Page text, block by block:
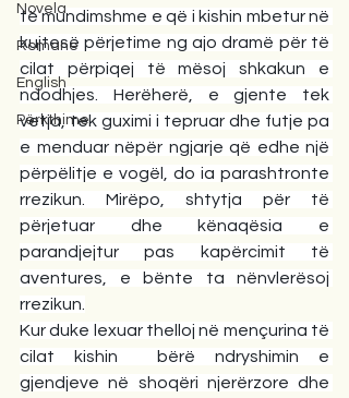
Novela
Romane
English
Përkthime
të mundimshme e që i kishin mbetur në
kujtesë përjetime ng ajo dramë për të
cilat përpiqej të mësoj shkakun e
ndodhjes. Herëherë, e gjente tek
vetja, tek guximi i tepruar dhe futje pa
e menduar nëpër ngjarje që edhe një
përpëlitje e vogël, do ia parashtronte
rrezikun. Mirëpo, shtytja për të
përjetuar dhe kënaqësia e
parandjejtur pas kapërcimit të
aventures, e bënte ta nënvlerësoj
rrezikun.
Kur duke lexuar thelloj në mençurina të
cilat kishin  bërë ndryshimin e
gjendjeve në shoqëri njerërzore dhe